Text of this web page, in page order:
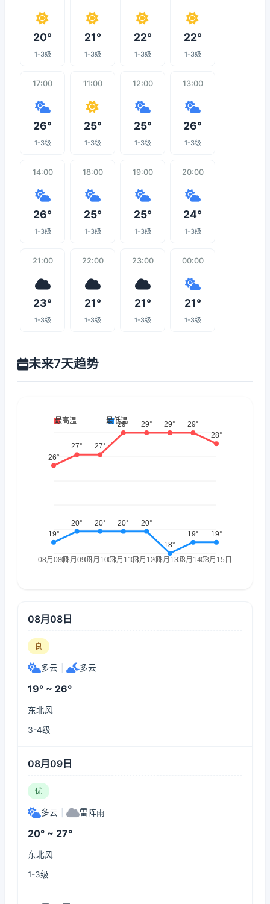
20°
1-3级
21°
1-3级
22°
1-3级
22°
1-3级
17:00
26°
1-3级
11:00
25°
1-3级
12:00
25°
1-3级
13:00
26°
1-3级
14:00
26°
1-3级
18:00
25°
1-3级
19:00
25°
1-3级
20:00
24°
1-3级
21:00
23°
1-3级
22:00
21°
1-3级
23:00
21°
1-3级
00:00
21°
1-3级
未来7天趋势
08月08日
良
多云 多云
19° ~ 26°
东北风
3-4级
08月09日
优
多云 雷阵雨
20° ~ 27°
东北风
1-3级